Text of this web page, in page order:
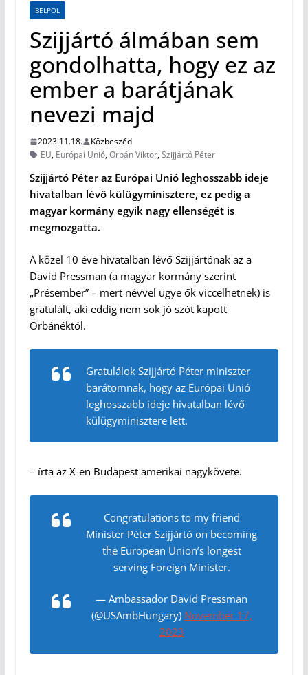
BELPOL
Szijjártó álmában sem
gondolhatta, hogy ez az
ember a barátjának
nevezi majd
2023.11.18.
Közbeszéd
EU, Európai Unió,Orbán Viktor,Szijjártó Péter
Szijjártó Péter az Európai Unió leghosszabb ideje
hivatalban lévő külügyminisztere, ez pedig a
magyar kormány egyik nagy ellenségét is
megmozgatta.
A közel 10 éve hivatalban lévő Szijjártónak az a
David Pressman (a magyar kormány szerint
„Présember” – mert névvel ugye ők viccelhetnek) is
gratulált, aki eddig nem sok jó szót kapott
Orbánéktól.
Gratulálok Szijjártó Péter miniszter
barátomnak, hogy az Európai Unió
leghosszabb ideje hivatalban lévő
külügyminisztere lett.
– írta az X-en Budapest amerikai nagykövete.
Congratulations to my friend
Minister Péter Szijjártó on becoming
the European Union’s longest
serving Foreign Minister.
— Ambassador David Pressman
(@USAmbHungary) November 17,
2023